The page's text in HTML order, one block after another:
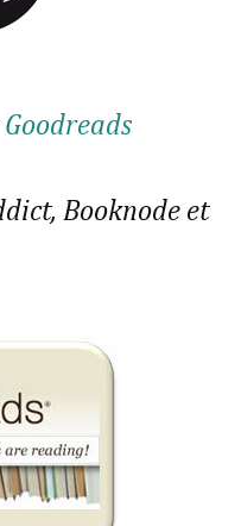
Goodreads
Booknode et